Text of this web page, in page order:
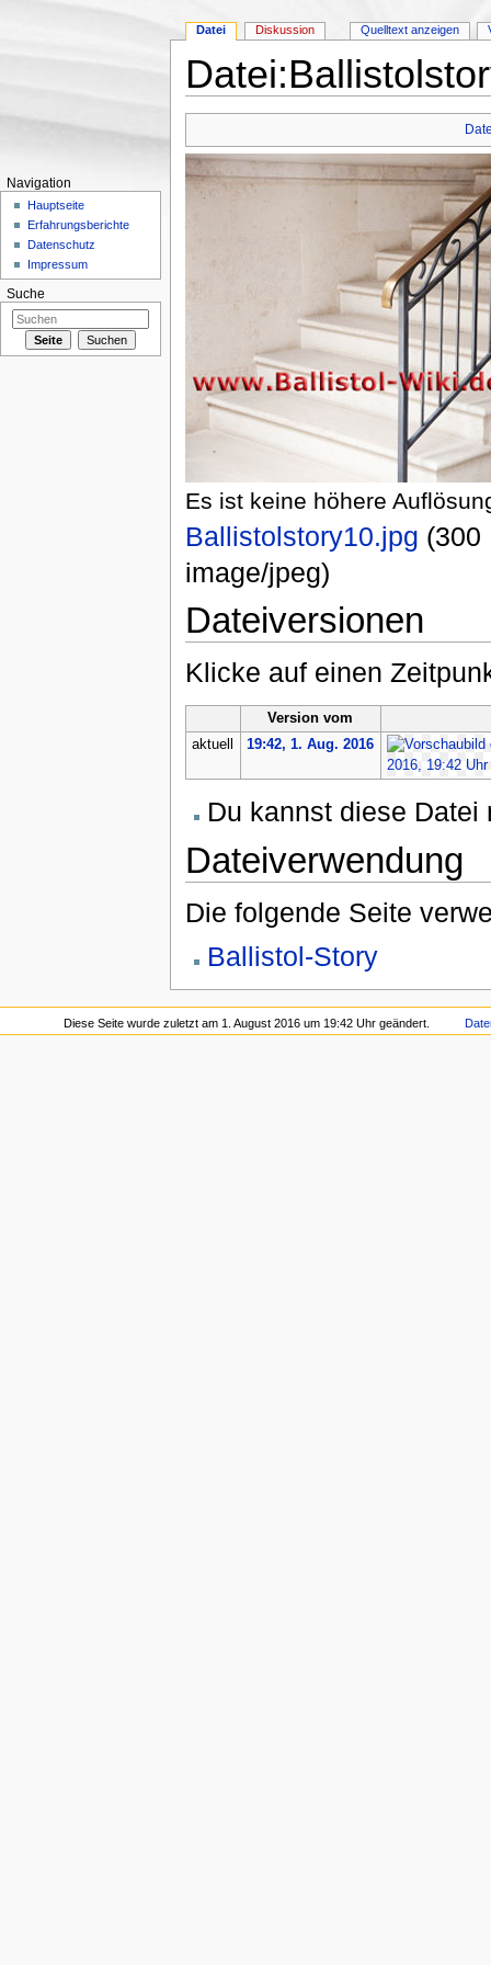
Es ist keine höhere
Ballistolstory10.jpg (300
image/jpeg)
Dateiversionen
Klicke auf einen
Version vom
aktuell
19:42, 1. Aug. 2016
Du kannst diese
Dateiverwendung
Die folgende Seite
Ballistol-Story
Datei Diskussion Quelltext anzeigen
Navigation
Hauptseite
Erfahrungsberichte
Datenschutz
Impressum
Suche
Diese Seite wurde zuletzt am 1. August 2016 um 19:42 Uhr geändert.